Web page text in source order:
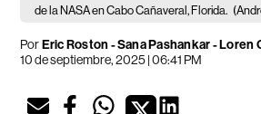
de la NASA en Cabo Cañaveral, Florida.
PorEric Roston - Sana Pashankar - Loren
10 de septiembre, 2025 | 06:41 PM